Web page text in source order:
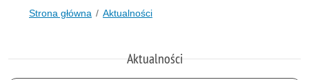
Strona główna Aktualności
Aktualności